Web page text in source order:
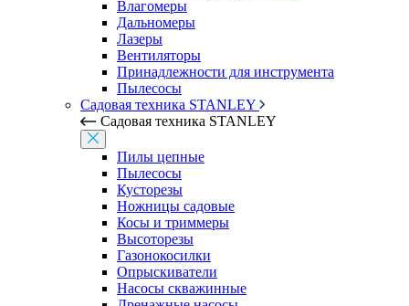
Влагомеры
Дальномеры
Лазеры
Вентиляторы
Принадлежности для инструмента
Пылесосы
Садовая техника STANLEY
Садовая техника STANLEY
Пилы цепные
Пылесосы
Кусторезы
Ножницы садовые
Косы и триммеры
Высоторезы
Газонокосилки
Опрыскиватели
Насосы скважинные